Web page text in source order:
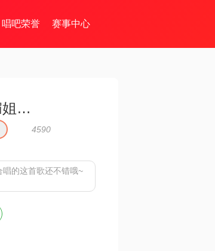
唱吧荣誉 赛事中心
阳光明媚姐🐉💯✅᭄₆🕊❤️
4590
的这首歌还不错哦~